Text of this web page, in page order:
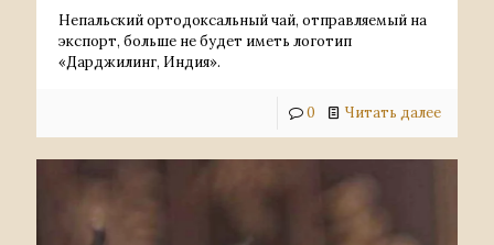
Непальский ортодоксальный чай, отправляемый на
экспорт, больше не будет иметь логотип
«Дарджилинг, Индия».
0 Читать далее